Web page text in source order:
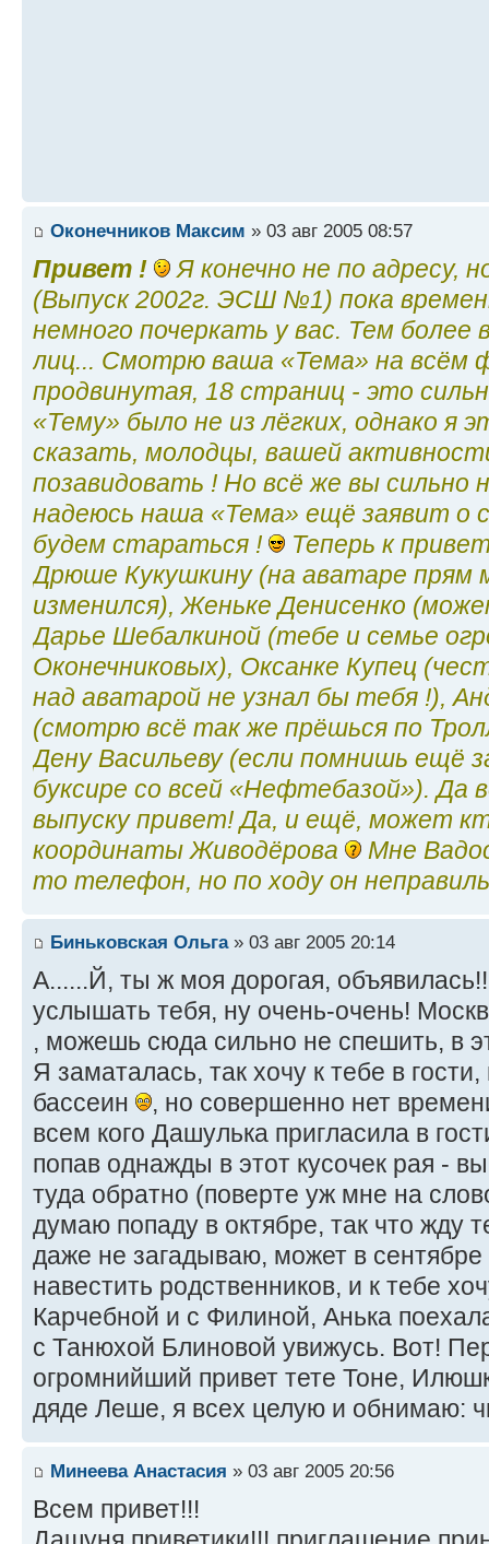
Оконечников Максим » 03 авг 2005 08:57
Привет !
Я конечно не по адресу,
(Выпуск 2002г. ЭСШ №1) пока
немного почеркать у вас. Тем более
лиц... Смотрю ваша «Тема» на всём
продвинутая, 18 страниц - это
«Тему» было не из лёгких, однако я
сказать, молодцы, вашей
позавидовать ! Но всё же вы сильно
надеюсь наша «Тема» ещё заявит о
будем стараться !
Теперь к
Дрюше Кукушкину (на аватаре прям
изменился), Женьке Денисенко
Дарье Шебалкиной (тебе и семье
Оконечниковых), Оксанке Купец
над аватарой не узнал бы тебя !),
(смотрю всё так же прёшься по
Дену Васильеву (если помнишь ещё
буксире со всей «Нефтебазой»). Да
выпуску привет! Да, и ещё, может
координаты Живодёрова
Мне
то телефон, но по ходу он
Биньковская Ольга» 03 авг 2005 20:14
А......Й, ты ж моя дорогая,
услышать тебя, ну очень-очень!
, можешь сюда сильно не спешить, в
Я заматалась, так хочу к тебе в
бассеин
, но совершенно нет
всем кого Дашулька пригласила в
попав однажды в этот кусочек рая -
туда обратно (поверте уж мне на
думаю попаду в октябре, так что жду
даже не загадываю, может в
навестить родственников, и к тебе
Карчебной и с Филиной, Анька
с Танюхой Блиновой увижусь. Вот!
огромнийший привет тете Тоне,
дяде Леше, я всех целую и обнимаю:
Минеева Анастасия » 03 авг 2005 20:56
Всем привет!!!